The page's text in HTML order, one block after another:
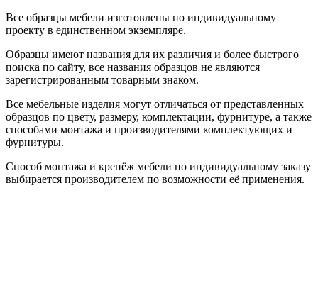
Все образцы мебели изготовлены по индивидуальному
проекту в единственном экземпляре.
Образцы имеют названия для их различия и более быстрого
поиска по сайту, все названия образцов не являются
зарегистрированным товарным знаком.
Все мебельные изделия могут отличаться от представленных
образцов по цвету, размеру, комплектации, фурнитуре, а также
способами монтажа и производителями комплектующих и
фурнитуры.
Способ монтажа и крепёж мебели по индивидуальному заказу
выбирается производителем по возможности её применения.